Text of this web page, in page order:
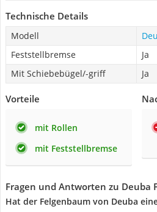
Technische Details
Modell
Feststellbremse
Ja
Mit Schiebebügel/-griff
Ja
Vorteile
mit Rollen
mit Feststellbremse
Fragen und Antworten zu Deuba
Hat der Felgenbaum von Deuba